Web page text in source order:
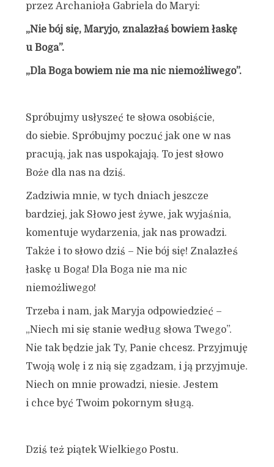
przez Archanioła Gabriela do Maryi:
„Nie bój się, Maryjo, znalazłaś bowiem łaskę
u Boga”.
„Dla Boga bowiem nie ma nic niemożliwego”.
Spróbujmy usłyszeć te słowa osobiście,
do siebie. Spróbujmy poczuć jak one w nas
pracują, jak nas uspokajają. To jest słowo
Boże dla nas na dziś.
Zadziwia mnie, w tych dniach jeszcze
bardziej, jak Słowo jest żywe, jak wyjaśnia,
komentuje wydarzenia, jak nas prowadzi.
Także i to słowo dziś – Nie bój się! Znalazłeś
łaskę u Boga! Dla Boga nie ma nic
niemożliwego!
Trzeba i nam, jak Maryja odpowiedzieć –
„Niech mi się stanie według słowa Twego”.
Nie tak będzie jak Ty, Panie chcesz. Przyjmuję
Twoją wolę i z nią się zgadzam, i ją przyjmuje.
Niech on mnie prowadzi, niesie. Jestem
i chce być Twoim pokornym sługą.
Dziś też piątek Wielkiego Postu.